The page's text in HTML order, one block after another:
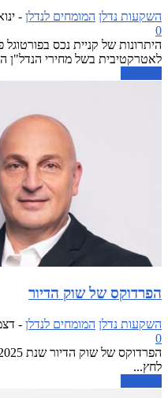
השקעות נדלן המומחים לנדלן - ינואר
0
היתרונות של קניית נכס
לאטרקטיבית בשל מחירי הנדל"ן
הפרדוקס של שוק הדיור
השקעות נדלן המומחים לנדלן -
0
לחץ...